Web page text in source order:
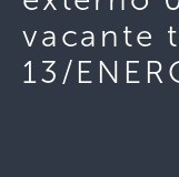
vacante
13/